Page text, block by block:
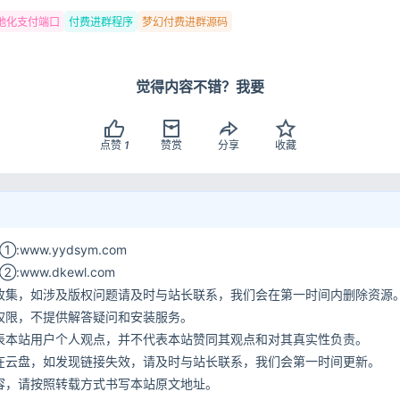
化支付端口 付费进群程序 梦幻付费进群源码
觉得内容不错？我要
点赞 1 赞赏 分享 收藏
①:www.yydsym.com
②:www.dkewl.com
，如涉及版权问题请及时与站长联系，我们会在第一时间内删除资源。
，不提供解答疑问和安装服务。
站用户个人观点，并不代表本站赞同其观点和对其真实性负责。
盘，如发现链接失效，请及时与站长联系，我们会第一时间更新。
请按照转载方式书写本站原文地址。